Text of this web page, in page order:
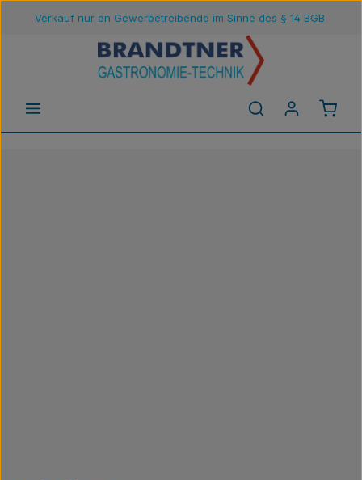
Zum Hauptinhalt springen
Verkauf nur an Gewerbetreibende im Sinne des § 14 BGB